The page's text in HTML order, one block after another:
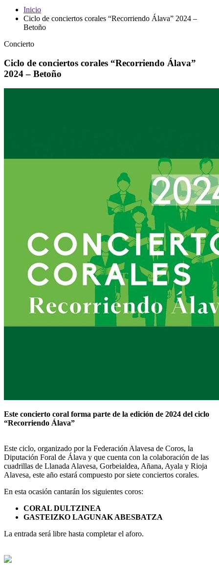
Inicio
Ciclo de conciertos corales “Recorriendo Álava” 2024 –
Betoño
Concierto
Ciclo de conciertos corales “Recorriendo Álava”
2024 – Betoño
Este concierto coral forma parte de la edición de 2024 del ciclo
“Recorriendo Álava”
Este ciclo, organizado por la Federación Alavesa de Coros, la
Diputación Foral de Álava y que cuenta con la colaboración de las
cuadrillas de Llanada Alavesa, Gorbeialdea, Añana, Ayala y Rioja
Alavesa, este año estará compuesto por siete conciertos corales.
En esta ocasión cantarán los siguientes coros:
CORAL DULTZINEA
GASTEIZKO LAGUNAK ABESBATZA
La entrada será libre hasta completar el aforo.